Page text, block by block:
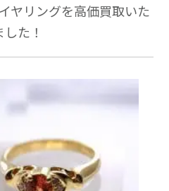
ヤリングを高価買取いた
した！